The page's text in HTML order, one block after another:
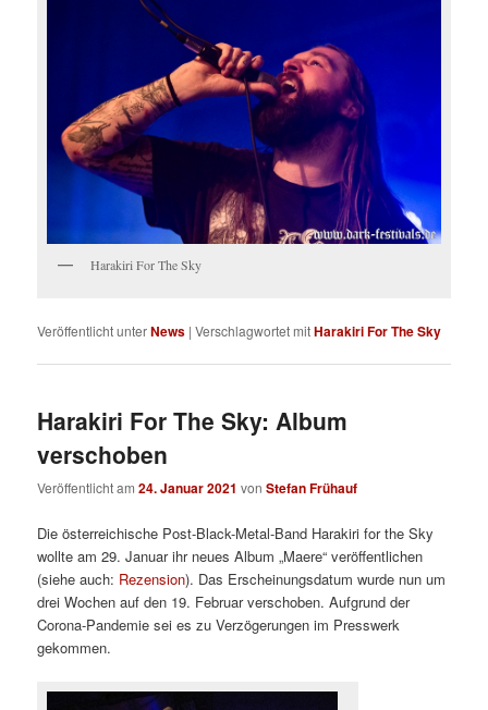
Harakiri For The Sky
Veröffentlicht unterNews |Verschlagwortet mitHarakiri For The Sky
Harakiri For The Sky: Album
verschoben
Veröffentlicht am24. Januar 2021 vonStefan Frühauf
Die österreichische Post-Black-Metal-Band Harakiri for the Sky
wollte am 29. Januar ihr neues Album „Maere“ veröffentlichen
(siehe auch: Rezension). Das Erscheinungsdatum wurde nun um
drei Wochen auf den 19. Februar verschoben. Aufgrund der
Corona-Pandemie sei es zu Verzögerungen im Presswerk
gekommen.